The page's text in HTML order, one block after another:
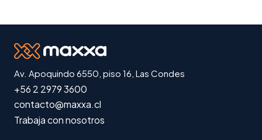
Av. Apoquindo 6550, piso 16, Las Condes
+56 2 2979 3600
contacto@maxxa.cl
Trabaja con nosotros